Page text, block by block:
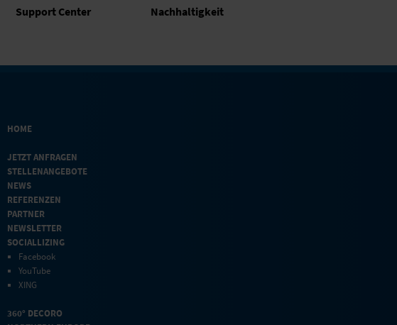
Support Center Nachhaltigkeit
HOME
JETZT ANFRAGEN
STELLENANGEBOTE
NEWS
REFERENZEN
PARTNER
NEWSLETTER
SOCIALLIZING
Facebook
YouTube
XING
360° DECORO